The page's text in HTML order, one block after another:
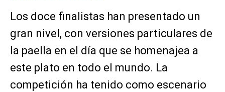
Los doce finalistas han presentado un
gran nivel, con versiones particulares de
la paella en el día que se homenajea a
este plato en todo el mundo. La
competición ha tenido como escenario